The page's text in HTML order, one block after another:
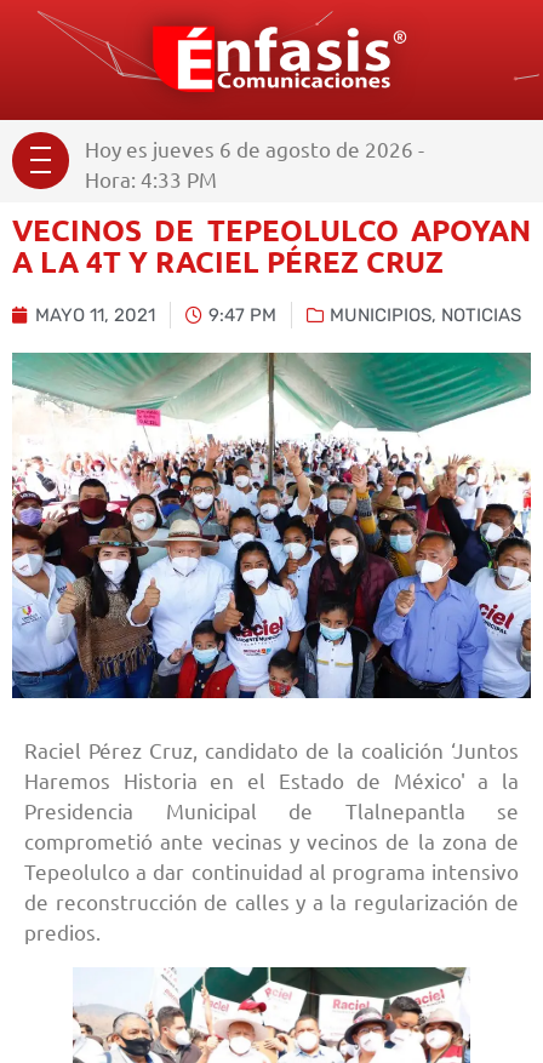
Hoy es jueves 6 de agosto de 2026 -
Hora: 4:33 PM
VECINOS DE TEPEOLULCO APOYAN
A LA 4T Y RACIEL PÉREZ CRUZ
MAYO 11, 2021 9:47 PM MUNICIPIOS, NOTICIAS
Raciel Pérez Cruz, candidato de la coalición ‘Juntos
Haremos Historia en el Estado de México' a la
Presidencia Municipal de Tlalnepantla se
comprometió ante vecinas y vecinos de la zona de
Tepeolulco a dar continuidad al programa intensivo
de reconstrucción de calles y a la regularización de
predios.